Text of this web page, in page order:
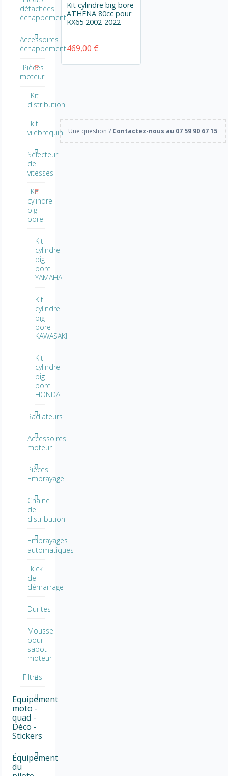
Kit cylindre big bore
ATHENA 80cc pour
KX65 2002-2022
469,00 €
Une question ? Contactez-nous au 07 59 90 67 15
détachées
échappement
Accessoires
échappement
Pièces
moteur
Kit
distribution
kit
vilebrequin
Sélecteur
de
vitesses
Kit
cylindre
big
bore
Kit
cylindre
big
bore
YAMAHA
Kit
cylindre
big
bore
KAWASAKI
Kit
cylindre
big
bore
HONDA
Radiateurs
Accessoires
moteur
Pièces
Embrayage
Chaine
de
distribution
Embrayages
automatiques
kick
de
démarrage
Durites
Mousse
pour
sabot
moteur
Filtres
Equipement
moto -
quad -
Déco -
Stickers
Équipement
du